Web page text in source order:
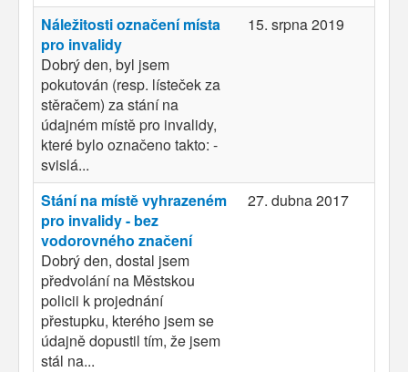
Náležitosti označení místa
pro invalidy
Dobrý den, byl jsem
pokutován (resp. lísteček za
stěračem) za stání na
údajném místě pro invalidy,
které bylo označeno takto: -
svislá...
15. srpna 2019
Stání na místě vyhrazeném
pro invalidy - bez
vodorovného značení
Dobrý den, dostal jsem
předvolání na Městskou
policii k projednání
přestupku, kterého jsem se
údajně dopustil tím, že jsem
stál na...
27. dubna 2017